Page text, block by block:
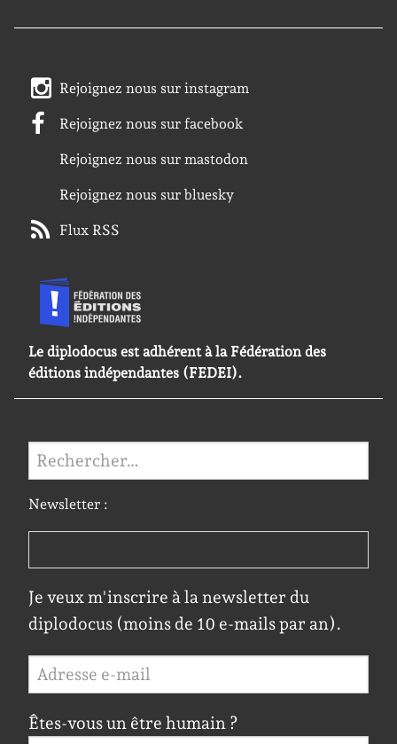
Rejoignez nous sur instagram
Rejoignez nous sur facebook
Rejoignez nous sur mastodon
Rejoignez nous sur bluesky
Flux RSS
Le diplodocus est adhérent à la Fédération des
éditions indépendantes (FEDEI).
Rechercher :
Newsletter :
Je veux m'inscrire à la newsletter du
diplodocus (moins de 10 e-mails par an).
Êtes-vous un être humain ?